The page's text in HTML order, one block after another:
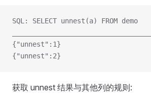
SQL: SELECT unnest(a) FROM demo
{"unnest":1}
{"unnest":2}
获取 unnest 结果与其他列的规则: